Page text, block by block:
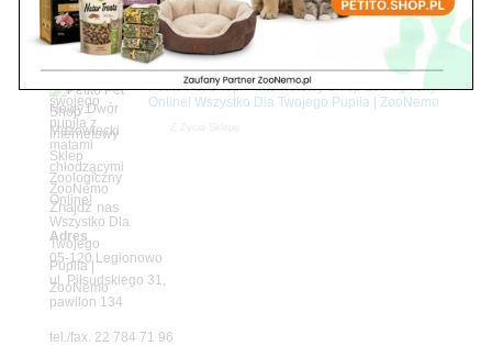
Promocje
Upały wracają! Zadbaj o komfort swojego pupila
z matami chłodzącymi ZooNemo
Petito Pet Shop – Internetowy Sklep Zoologiczny
Online! Wszystko Dla Twojego Pupila | ZooNemo
Znajdź nas
Adres
05-120 Legionowo
ul. Piłsudskiego 31,
pawilon 134
tel./fax. 22 784 71 96